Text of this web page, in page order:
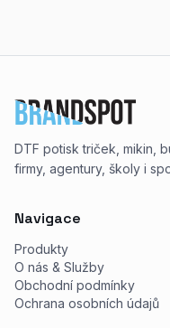
DTF potisk triček, mikin,
firmy, agentury, školy i
Navigace
Produkty
O nás & Služby
Obchodní podmínky
Ochrana osobních údajů